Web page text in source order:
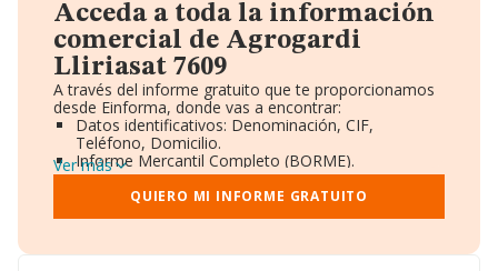
Acceda a toda la información
comercial de Agrogardi
Lliriasat 7609
A través del informe gratuito que te proporcionamos
desde Einforma, donde vas a encontrar:
Datos identificativos: Denominación, CIF,
Teléfono, Domicilio.
Informe Mercantil Completo (BORME).
Gráficos de Evolución Ventas y Empleados.
Consejo de Administración y Administradores.
Directivos y Ejecutivos.
Ver más
QUIERO MI INFORME GRATUITO